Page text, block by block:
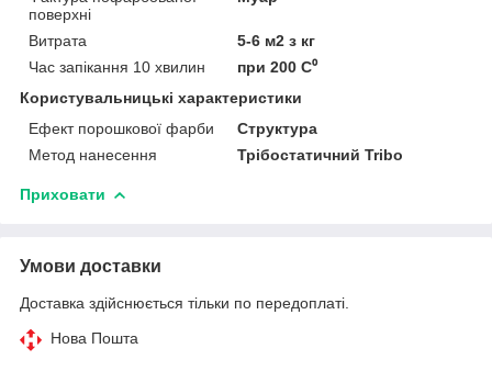
поверхні
Витрата
5-6 м2 з кг
Час запікання 10 хвилин
при 200 C⁰
Користувальницькі характеристики
Ефект порошкової фарби
Структура
Метод нанесення
Трібостатичний Tribo
Приховати
Умови доставки
Доставка здійснюється тільки по передоплаті.
Нова Пошта